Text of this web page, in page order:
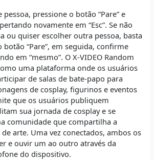
pressione o botão “Pare” e
novamente em “Esc”. Se não
ou quiser escolher outra pessoa, basta
“Pare”, em seguida, confirme
em “mesmo”. O X-VIDEO Random
uma plataforma onde os usuários
de salas de bate-papo para
de cosplay, figurinos e eventos
que os usuários publiquem
sua jornada de cosplay e se
comunidade que compartilha a
arte. Uma vez conectados, ambos os
e ouvir um ao outro através da
do dispositivo.